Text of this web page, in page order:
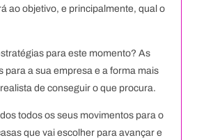
ao objetivo, e principalmente, qual o
para este momento? As
para a sua empresa e a forma mais
de conseguir o que procura.
todos os seus movimentos para o
que vai escolher para avançar e